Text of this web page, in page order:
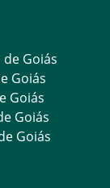
Goiás
Goiás
Goiás
Goiás
Goiás